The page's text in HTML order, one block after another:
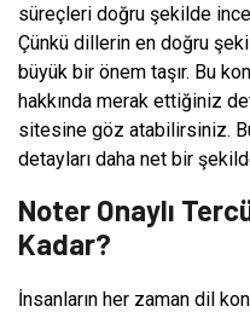
süreçleri doğru şekilde
Çünkü dillerin en doğru
büyük bir önem taşır. Bu
hakkında merak ettiğiniz
sitesine göz atabilirsiniz.
detayları daha net bir
Noter Onaylı
Kadar?
İnsanların her zaman dil